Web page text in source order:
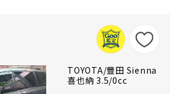
TOYOTA/豐田 Sienna
喜也納 3.5/0cc